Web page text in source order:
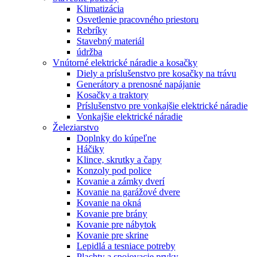
Klimatizácia
Osvetlenie pracovného priestoru
Rebríky
Stavebný materiál
údržba
Vnútorné elektrické náradie a kosačky
Diely a príslušenstvo pre kosačky na trávu
Generátory a prenosné napájanie
Kosačky a traktory
Príslušenstvo pre vonkajšie elektrické náradie
Vonkajšie elektrické náradie
Železiarstvo
Doplnky do kúpeľne
Háčiky
Klince, skrutky a čapy
Konzoly pod police
Kovanie a zámky dverí
Kovanie na garážové dvere
Kovanie na okná
Kovanie pre brány
Kovanie pre nábytok
Kovanie pre skrine
Lepidlá a tesniace potreby